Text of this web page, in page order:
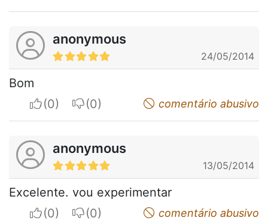
anonymous
24/05/2014
Bom
I apreciateI do not appreciatecomentário abusivo
anonymous
13/05/2014
Excelente. vou experimentar
I apreciateI do not appreciatecomentário abusivo